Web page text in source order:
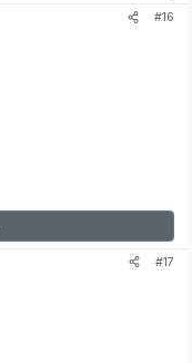
#16
#17